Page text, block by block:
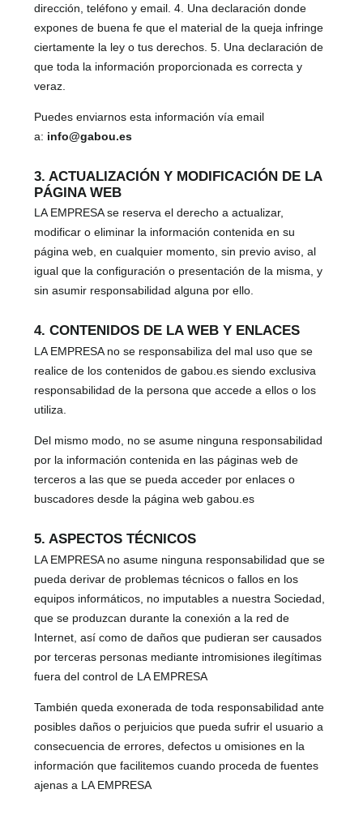
dirección, teléfono y email. 4. Una declaración donde
expones de buena fe que el material de la queja infringe
ciertamente la ley o tus derechos. 5. Una declaración de
que toda la información proporcionada es correcta y
veraz.
Puedes enviarnos esta información vía email
a: info@gabou.es
3. ACTUALIZACIÓN Y MODIFICACIÓN DE LA
PÁGINA WEB
LA EMPRESA se reserva el derecho a actualizar,
modificar o eliminar la información contenida en su
página web, en cualquier momento, sin previo aviso, al
igual que la configuración o presentación de la misma, y
sin asumir responsabilidad alguna por ello.
4. CONTENIDOS DE LA WEB Y ENLACES
LA EMPRESA no se responsabiliza del mal uso que se
realice de los contenidos de gabou.es siendo exclusiva
responsabilidad de la persona que accede a ellos o los
utiliza.
Del mismo modo, no se asume ninguna responsabilidad
por la información contenida en las páginas web de
terceros a las que se pueda acceder por enlaces o
buscadores desde la página web gabou.es
5. ASPECTOS TÉCNICOS
LA EMPRESA no asume ninguna responsabilidad que se
pueda derivar de problemas técnicos o fallos en los
equipos informáticos, no imputables a nuestra Sociedad,
que se produzcan durante la conexión a la red de
Internet, así como de daños que pudieran ser causados
por terceras personas mediante intromisiones ilegítimas
fuera del control de LA EMPRESA
También queda exonerada de toda responsabilidad ante
posibles daños o perjuicios que pueda sufrir el usuario a
consecuencia de errores, defectos u omisiones en la
información que facilitemos cuando proceda de fuentes
ajenas a LA EMPRESA